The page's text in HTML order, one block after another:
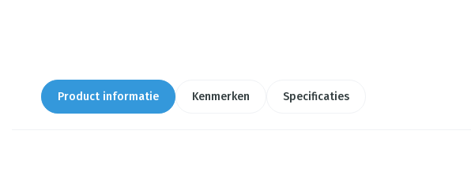
Product informatie Kenmerken Specificaties